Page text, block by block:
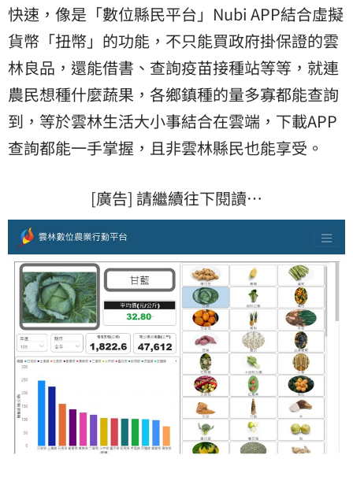
快速，像是「數位縣民平台」Nubi APP結合虛擬
貨幣 「扭幣」的功能，不只能買政府掛保證的雲
林良品，還能借書、查詢疫苗接種站等等，就連
農民想種什麼蔬果，各鄉鎮種的量多寡都能查詢
到，等於雲林生活大小事結合在雲端，下載APP
查詢都能一手掌握，且非雲林縣民也能享受。
[廣告] 請繼續往下閱讀…